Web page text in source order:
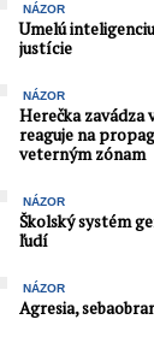
NÁZOR
Umelú
justície
NÁZOR
Herečka zavádza
reaguje na
veterným zónam
NÁZOR
Školský systém
ľudí
NÁZOR
Agresia,